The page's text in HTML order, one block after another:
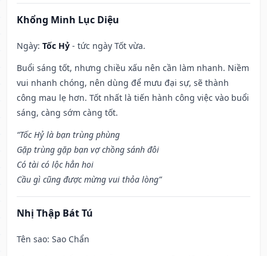
Khổng Minh Lục Diệu
Ngày: Tốc Hỷ - tức ngày Tốt vừa.
Buổi sáng tốt, nhưng chiều xấu nên cần làm nhanh. Niềm
vui nhanh chóng, nên dùng để mưu đại sự, sẽ thành
công mau lẹ hơn. Tốt nhất là tiến hành công việc vào buổi
sáng, càng sớm càng tốt.
“Tốc Hỷ là bạn trùng phùng
Gặp trùng gặp bạn vợ chồng sánh đôi
Có tài có lộc hẳn hoi
Cầu gì cũng được mừng vui thỏa lòng”
Nhị Thập Bát Tú
Tên sao: Sao Chẩn